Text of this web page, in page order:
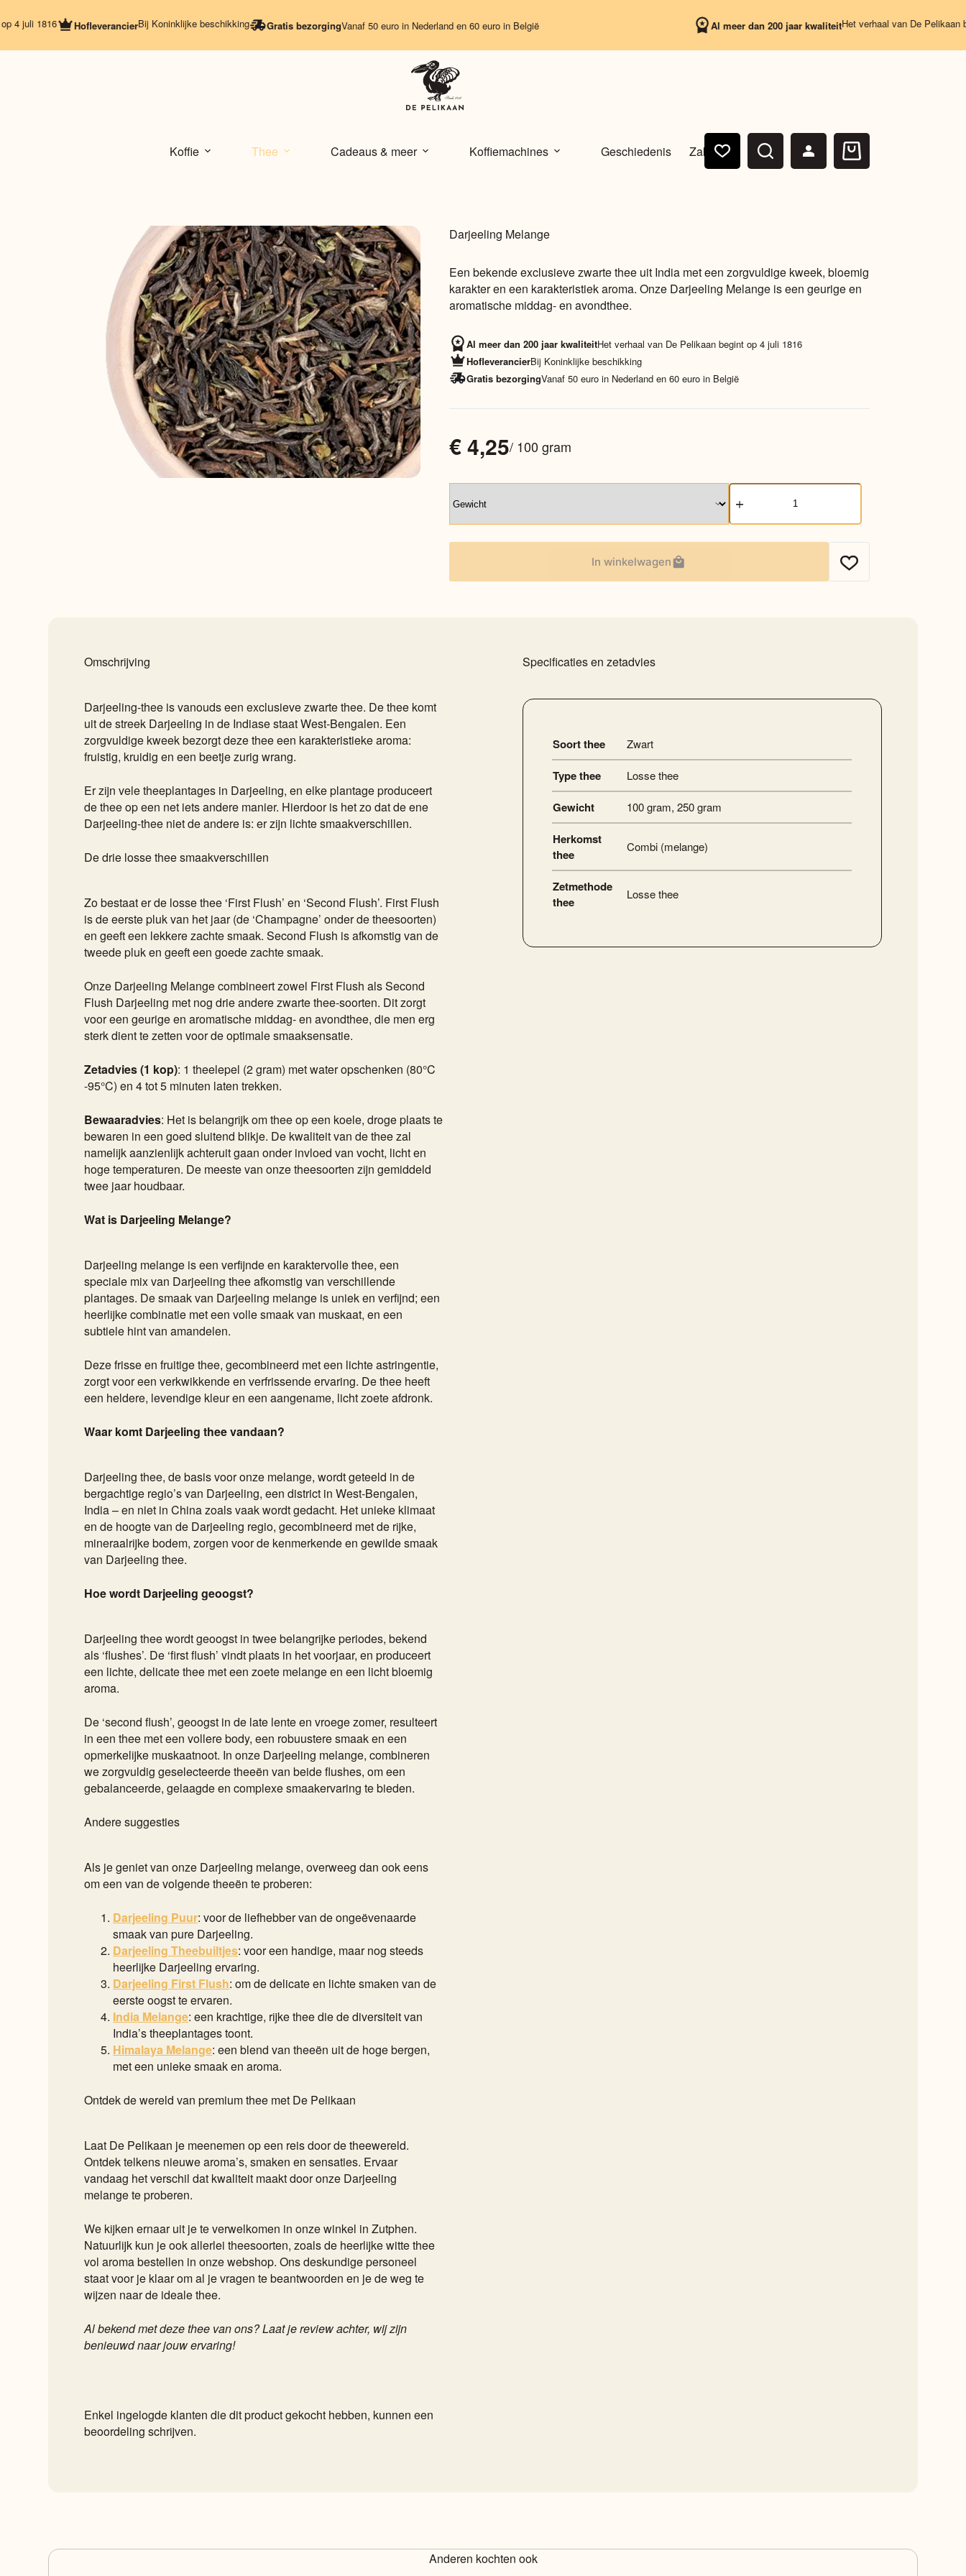
naar
HofleverancierBij Koninklijke beschikking Gratis bezorgingVanaf 50 euro in Nederland en 60 euro in België Al meer dan 200 jaar kwaliteit Het verhaal van De Pelikaan begint
Koffie Thee Cadeaus & meer Koffiemachines Geschiedenis Zakelijk Winkelwagen
Darjeeling Melange
Een bekende exclusieve zwarte thee uit India met een zorgvuldige kweek, bloemig
karakter en een karakteristiek aroma. Onze Darjeeling Melange is een geurige en
aromatische middag- en avondthee.
Al meer dan 200 jaar kwaliteitHet verhaal van De Pelikaan begint op 4 juli 1816
HofleverancierBij Koninklijke beschikking
Gratis bezorgingVanaf 50 euro in Nederland en 60 euro in België
€4,25/ 100 gram
Darjeeling
Melange
aantal
In winkelwagen
Omschrijving
Darjeeling-thee is vanouds een exclusieve zwarte thee. De thee komt
uit de streek Darjeeling in de Indiase staat West-Bengalen. Een
zorgvuldige kweek bezorgt deze thee een karakteristieke aroma:
fruistig, kruidig en een beetje zurig wrang.
Er zijn vele theeplantages in Darjeeling, en elke plantage produceert
de thee op een net iets andere manier. Hierdoor is het zo dat de ene
Darjeeling-thee niet de andere is: er zijn lichte smaakverschillen.
De drie losse thee smaakverschillen
Zo bestaat er de losse thee ‘First Flush’ en ‘Second Flush’. First Flush
is de eerste pluk van het jaar (de ‘Champagne’ onder de theesoorten)
en geeft een lekkere zachte smaak. Second Flush is afkomstig van de
tweede pluk en geeft een goede zachte smaak.
Onze Darjeeling Melange combineert zowel First Flush als Second
Flush Darjeeling met nog drie andere zwarte thee-soorten. Dit zorgt
voor een geurige en aromatische middag- en avondthee, die men erg
sterk dient te zetten voor de optimale smaaksensatie.
Zetadvies (1 kop): 1 theelepel (2 gram) met water opschenken (80°C
-95°C) en 4 tot 5 minuten laten trekken.
Bewaaradvies: Het is belangrijk om thee op een koele, droge plaats te
bewaren in een goed sluitend blikje. De kwaliteit van de thee zal
namelijk aanzienlijk achteruit gaan onder invloed van vocht, licht en
hoge temperaturen. De meeste van onze theesoorten zijn gemiddeld
twee jaar houdbaar.
Wat is Darjeeling Melange?
Darjeeling melange is een verfijnde en karaktervolle thee, een
speciale mix van Darjeeling thee afkomstig van verschillende
plantages. De smaak van Darjeeling melange is uniek en verfijnd; een
heerlijke combinatie met een volle smaak van muskaat, en een
subtiele hint van amandelen.
Deze frisse en fruitige thee, gecombineerd met een lichte astringentie,
zorgt voor een verkwikkende en verfrissende ervaring. De thee heeft
een heldere, levendige kleur en een aangename, licht zoete afdronk.
Waar komt Darjeeling thee vandaan?
Darjeeling thee, de basis voor onze melange, wordt geteeld in de
bergachtige regio’s van Darjeeling, een district in West-Bengalen,
India – en niet in China zoals vaak wordt gedacht. Het unieke klimaat
en de hoogte van de Darjeeling regio, gecombineerd met de rijke,
mineraalrijke bodem, zorgen voor de kenmerkende en gewilde smaak
van Darjeeling thee.
Hoe wordt Darjeeling geoogst?
Darjeeling thee wordt geoogst in twee belangrijke periodes, bekend
als ‘flushes’. De ‘first flush’ vindt plaats in het voorjaar, en produceert
een lichte, delicate thee met een zoete melange en een licht bloemig
aroma.
De ‘second flush’, geoogst in de late lente en vroege zomer, resulteert
in een thee met een vollere body, een robuustere smaak en een
opmerkelijke muskaatnoot. In onze Darjeeling melange, combineren
we zorgvuldig geselecteerde theeën van beide flushes, om een
gebalanceerde, gelaagde en complexe smaakervaring te bieden.
Andere suggesties
Als je geniet van onze Darjeeling melange, overweeg dan ook eens
om een van de volgende theeën te proberen:
Darjeeling Puur: voor de liefhebber van de ongeëvenaarde
smaak van pure Darjeeling.
Darjeeling Theebuiltjes: voor een handige, maar nog steeds
heerlijke Darjeeling ervaring.
Darjeeling First Flush: om de delicate en lichte smaken van de
eerste oogst te ervaren.
India Melange: een krachtige, rijke thee die de diversiteit van
India’s theeplantages toont.
Himalaya Melange: een blend van theeën uit de hoge bergen,
met een unieke smaak en aroma.
Ontdek de wereld van premium thee met De Pelikaan
Laat De Pelikaan je meenemen op een reis door de theewereld.
Ontdek telkens nieuwe aroma’s, smaken en sensaties. Ervaar
vandaag het verschil dat kwaliteit maakt door onze Darjeeling
melange te proberen.
We kijken ernaar uit je te verwelkomen in onze winkel in Zutphen.
Natuurlijk kun je ook allerlei theesoorten, zoals de heerlijke witte thee
vol aroma bestellen in onze webshop. Ons deskundige personeel
staat voor je klaar om al je vragen te beantwoorden en je de weg te
wijzen naar de ideale thee.
Al bekend met deze thee van ons? Laat je review achter, wij zijn
benieuwd naar jouw ervaring!
Enkel ingelogde klanten die dit product gekocht hebben, kunnen een
beoordeling schrijven.
Specificaties en zetadvies
Soort thee Zwart
Type thee Losse thee
Gewicht 100 gram,250 gram
Herkomst
thee
Combi (melange)
Zetmethode
thee
Losse thee
Anderen kochten ook